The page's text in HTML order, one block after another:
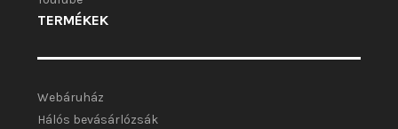
TERMÉKEK
Webáruház
Hálós bevásárlózsák